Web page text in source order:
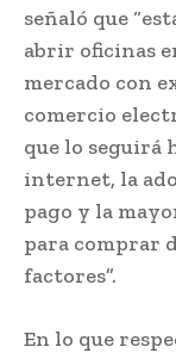
señaló que
abrir oficinas
mercado con
comercio
que lo seguirá
internet, la
pago y la
para comprar
factores”.
En lo que